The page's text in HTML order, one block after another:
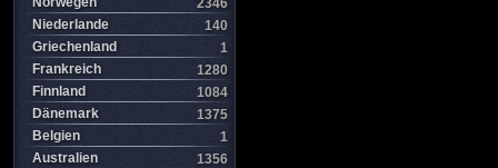
2346
Niederlande
140
Griechenland
1
Frankreich
1280
Finnland
1084
Dänemark
1375
Belgien
1
Australien
1356